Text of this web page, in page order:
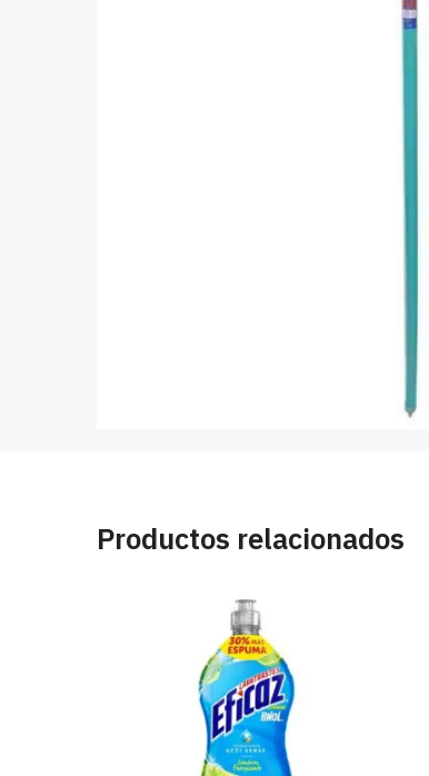
Productos relacionados